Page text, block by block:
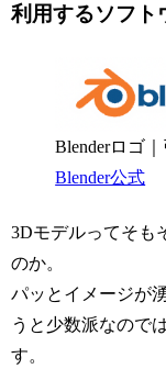
利用するソフト
Blenderロゴ｜
Blender公式
3Dモデルってそも
のか。
パッとイメージが
うと少数派なので
す。